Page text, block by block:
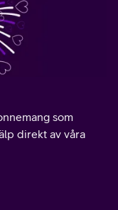
som
direkt av våra